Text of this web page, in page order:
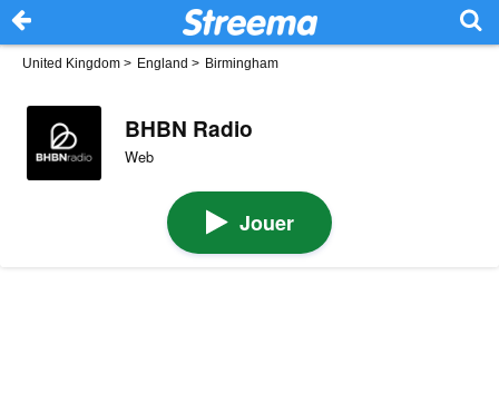
United Kingdom > England > Birmingham
BHBN Radio
Web
Jouer